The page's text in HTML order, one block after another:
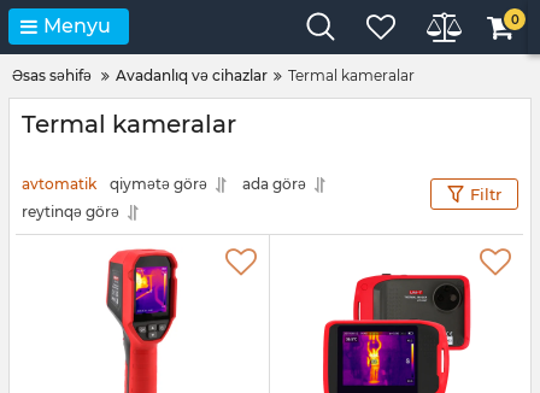
Menyu 0
Əsas səhifə Avadanlıq və cihazlar Termal kameralar
Termal kameralar
avtomatik qiymətə görə
ada görə
reytinqə görə
Filtr